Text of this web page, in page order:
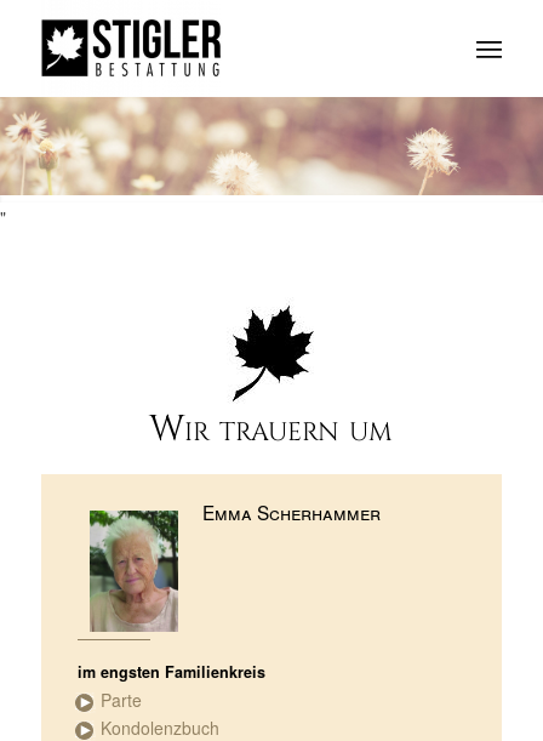
"
Wir trauern um
Emma Scherhammer
im engsten Familienkreis
Parte
Kondolenzbuch